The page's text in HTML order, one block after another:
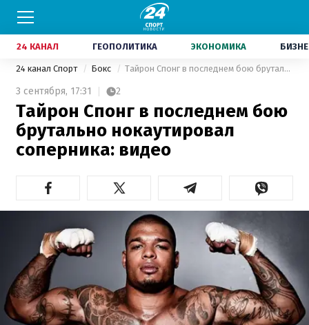
24 КАНАЛ ГЕОПОЛИТИКА ЭКОНОМИКА
24 канал Спорт Бокс Тайрон Спонг в последнем бою брутально нокаутировал соперника: видео
3 сентября, 17:31 2
Тайрон Спонг в последнем бою
брутально нокаутировал
соперника: видео